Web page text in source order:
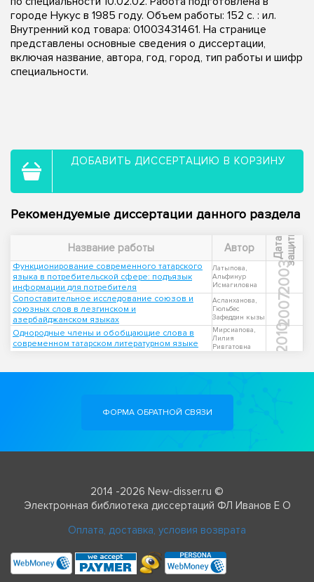
городе Нукус в 1985 году. Объем работы: 152 c. : ил.
Внутренний код товара: 01003431461. На странице
представлены основные сведения о диссертации,
включая название, автора, год, город, тип работы и шифр
специальности.
ДОБАВИТЬ ДИССЕРТАЦИЮ В КОРЗИНУ
Рекомендуемые диссертации данного раздела
Название работы Автор Д
а
т
а
з
а
щ
и
т ы
Функционирование современного татарского
языка в потребительской сфере: подъязык
информации для потребителя
Латыпова,
Альфинур
Исмагиловна
2003
Сопоставительное исследование союзов и
союзных слов в лезгинском и
азербайджанском языках
Асланханова,
Гюльбес
Зафеддин кызы
2007
Однородные члены и обобщающие слова в
современном татарском литературном языке
Мирсиапова,
Лилия
Ривгатовна
2010
ФОРМА ОБРАТНОЙ СВЯЗИ
2014 -2026 New-disser.ru ©
Электронная библиотека диссертаций ФЛ Иванов Е О
Оплата, доставка, условия возврата